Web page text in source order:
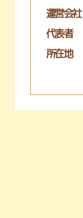
運営会社
代表者
所在地